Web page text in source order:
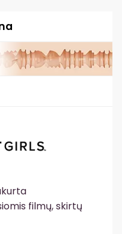
filmų, skirtų